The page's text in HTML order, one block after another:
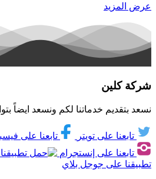
عرض المزيد
شركة كلين
نسعد بتقديم خدماتنا لكم ونسعد ايضاً
تابعنا على تويتر تابعنا على
تابعنا على إنستجرام
تطبيقنا على جوجل بلاي